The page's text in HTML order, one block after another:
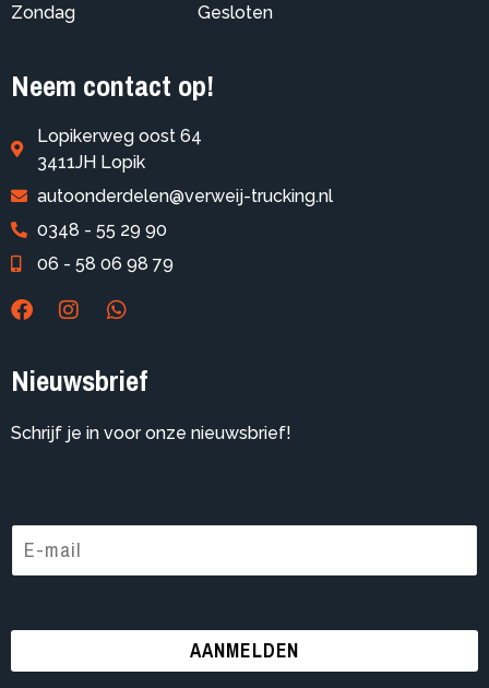
Zondag
Gesloten
Neem contact op!
Lopikerweg oost 64
3411JH Lopik
autoonderdelen@verweij-trucking.nl
0348 - 55 29 90
06 - 58 06 98 79
Nieuwsbrief
Schrijf je in voor onze nieuwsbrief!
AANMELDEN